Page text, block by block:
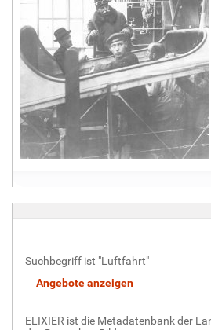
Suchbegriff ist "Luftfahrt"
ELIXIER ist die Metadatenbank der